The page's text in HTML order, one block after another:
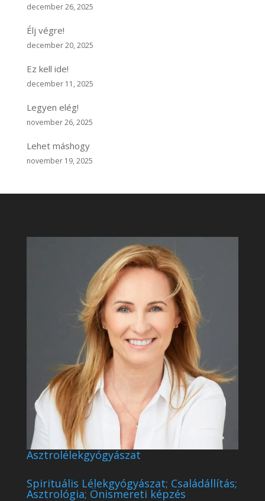
december 26, 2025
Élj végre!
december 20, 2025
Ez kell ide!
december 11, 2025
Legyen elég!
november 26, 2025
Lehet máshogy
november 19, 2025
Asztrolélekgyógyászat
Spirituális Lélekgyógyászat; Családállítás;
Asztrológia; Önismereti képzés